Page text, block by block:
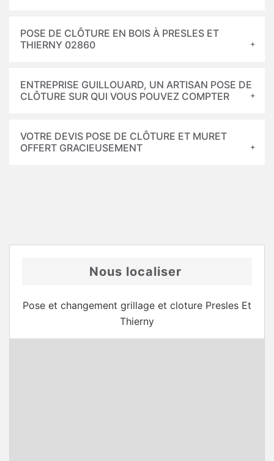
POSE DE CLÔTURE EN BOIS À PRESLES ET
THIERNY 02860
ENTREPRISE GUILLOUARD, UN ARTISAN POSE DE
CLÔTURE SUR QUI VOUS POUVEZ COMPTER
VOTRE DEVIS POSE DE CLÔTURE ET MURET
OFFERT GRACIEUSEMENT
Nous localiser
Pose et changement grillage et cloture Presles Et
Thierny